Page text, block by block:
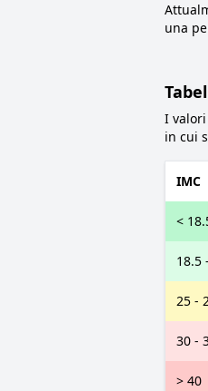
una
I
in cui
IMC
<
18.5
25 -
30 -
> 40